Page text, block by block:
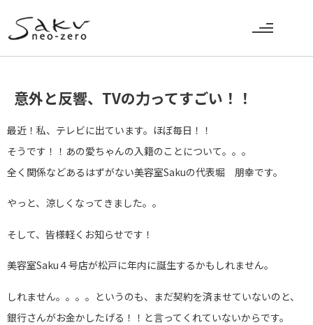
意外と反響、TVの力ってすごい！！
最近！私、テレビに出ています。ほぼ毎日！！
そうです！！あの愛ちゃんの入籍のことについて。。。
全く関係などあるはずがない美容室Sakuの代表堀 朋幸です。
やっと、涼しくなってきました。。
そして、皆様軽くお知らせです！
美容室Saku４号店が松戸に年内に誕生するかもしれません。
しれません。。。。というのも、まだ契約を済ませていないのと、
銀行さんがお金かしたげる！！と言ってくれていないからです。